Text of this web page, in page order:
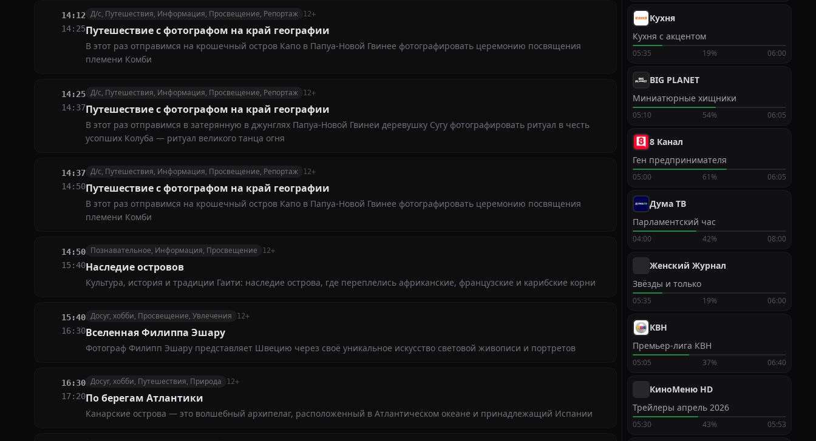
14:12
14:25
Д/с, Путешествия, Информация, Просвещение, Репортаж 12+
Путешествие с фотографом на край географии
В этот раз отправимся на крошечный остров Капо в Папуа-Новой Гвинее фотографировать церемонию посвящения
племени Комби
14:25
14:37
Д/с, Путешествия, Информация, Просвещение, Репортаж 12+
Путешествие с фотографом на край географии
В этот раз отправимся в затерянную в джунглях Папуа-Новой Гвинеи деревушку Сугу фотографировать ритуал в честь
усопших Колуба — ритуал великого танца огня
14:37
14:50
Д/с, Путешествия, Информация, Просвещение, Репортаж 12+
Путешествие с фотографом на край географии
В этот раз отправимся на крошечный остров Капо в Папуа-Новой Гвинее фотографировать церемонию посвящения
племени Комби
14:50
15:40
Познавательное, Информация, Просвещение 12+
Наследие островов
Культура, история и традиции Гаити: наследие острова, где переплелись африканские, французские и карибские корни
15:40
16:30
Досуг, хобби, Просвещение, Увлечения 12+
Вселенная Филиппа Эшару
Фотограф Филипп Эшару представляет Швецию через своё уникальное искусство световой живописи и портретов
16:30
17:20
Досуг, хобби, Путешествия, Природа 12+
По берегам Атлантики
Канарские острова — это волшебный архипелаг, расположенный в Атлантическом океане и принадлежащий Испании
Кухня
Кухня с акцентом
05:35 19% 06:00
BIG PLANET
Миниатюрные хищники
05:10 54% 06:05
8 Канал
Ген предпринимателя
05:00 61% 06:05
Дума ТВ
Парламентский час
04:00 42% 08:00
Женский Журнал
Звёзды и только
05:35 19% 06:00
КВН
Премьер-лига КВН
05:05 37% 06:40
КиноМеню HD
Трейлеры апрель 2026
05:30 43% 05:53